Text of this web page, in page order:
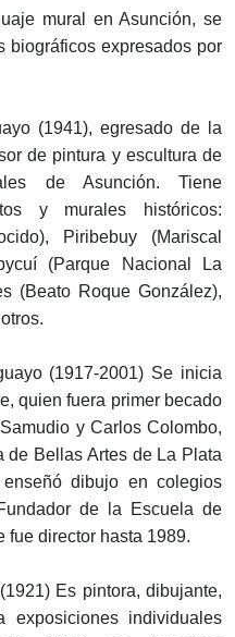
mural en Asunción, se
biográficos expresados por
(1941), egresado de la
de pintura y escultura de
de Asunción. Tiene
y murales históricos:
Piribebuy (Mariscal
(Parque Nacional La
(Beato Roque González),
(1917-2001) Se inicia
quien fuera primer becado
y Carlos Colombo,
de Bellas Artes de La Plata
dibujo en colegios
de la Escuela de
fue director hasta 1989.
Es pintora, dibujante,
exposiciones individuales